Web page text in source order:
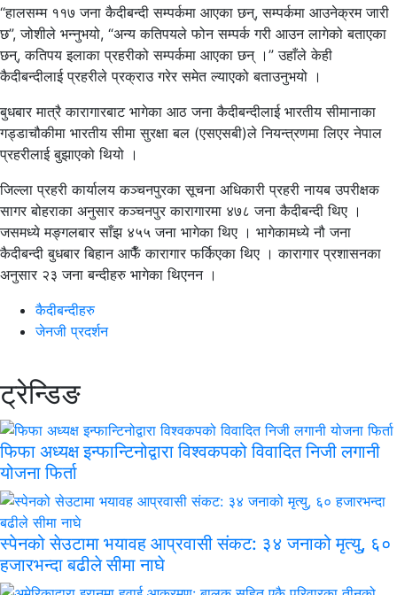
“हालसम्म ११७ जना कैदीबन्दी सम्पर्कमा आएका छन्, सम्पर्कमा आउनेक्रम जारी
छ”, जोशीले भन्नुभयो, “अन्य कतिपयले फोन सम्पर्क गरी आउन लागेको बताएका
छन्, कतिपय इलाका प्रहरीको सम्पर्कमा आएका छन् ।” उहाँले केही
कैदीबन्दीलाई प्रहरीले प्रक्राउ गरेर समेत ल्याएको बताउनुभयो ।
बुधबार मात्रै कारागारबाट भागेका आठ जना कैदीबन्दीलाई भारतीय सीमानाका
गड्डाचौकीमा भारतीय सीमा सुरक्षा बल (एसएसबी)ले नियन्त्रणमा लिएर नेपाल
प्रहरीलाई बुझाएको थियो ।
जिल्ला प्रहरी कार्यालय कञ्चनपुरका सूचना अधिकारी प्रहरी नायब उपरीक्षक
सागर बोहराका अनुसार कञ्चनपुर कारागारमा ४७८ जना कैदीबन्दी थिए ।
जसमध्ये मङ्गलबार साँझ ४५५ जना भागेका थिए । भागेकामध्ये नौ जना
कैदीबन्दी बुधबार बिहान आफैँ कारागार फर्किएका थिए । कारागार प्रशासनका
अनुसार २३ जना बन्दीहरु भागेका थिएनन ।
कैदीबन्दीहरु
जेनजी प्रदर्शन
ट्रेन्डिङ
फिफा अध्यक्ष इन्फान्टिनोद्वारा विश्वकपको विवादित निजी लगानी
योजना फिर्ता
स्पेनको सेउटामा भयावह आप्रवासी संकट: ३४ जनाको मृत्यु, ६०
हजारभन्दा बढीले सीमा नाघे